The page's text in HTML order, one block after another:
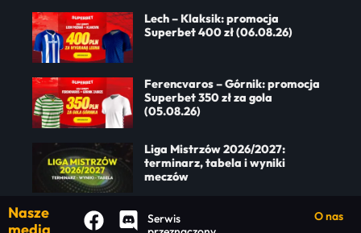
Lech – Klaksik: promocja
Superbet 400 zł (06.08.26)
Ferencvaros – Górnik: promocja
Superbet 350 zł za gola
(05.08.26)
Liga Mistrzów 2026/2027:
terminarz, tabela i wyniki
meczów
Nasze
Serwis
O nas